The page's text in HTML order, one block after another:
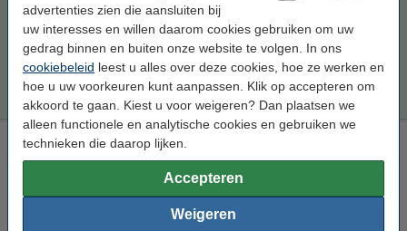
advertenties zien die aansluiten bij
uw interesses en willen daarom cookies gebruiken om uw
gedrag binnen en buiten onze website te volgen. In ons
cookiebeleid leest u alles over deze cookies, hoe ze werken en
hoe u uw voorkeuren kunt aanpassen. Klik op accepteren om
akkoord te gaan. Kiest u voor weigeren? Dan plaatsen we
alleen functionele en analytische cookies en gebruiken we
technieken die daarop lijken.
Accepteren
Weigeren
€ 67,50
Tip
Wij adviseren u deze toner (het 123inkt huismerk) te nemen i.p.v. de
Brother-uitvoering.
Laserprinter reinigingsdoek
Bekijk de specificaties en omschrijving
Direct leverbaar